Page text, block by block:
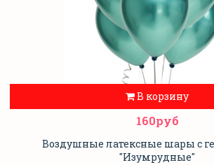
В корзину
160руб
Воздушные латексные шары с
"Изумрудные"